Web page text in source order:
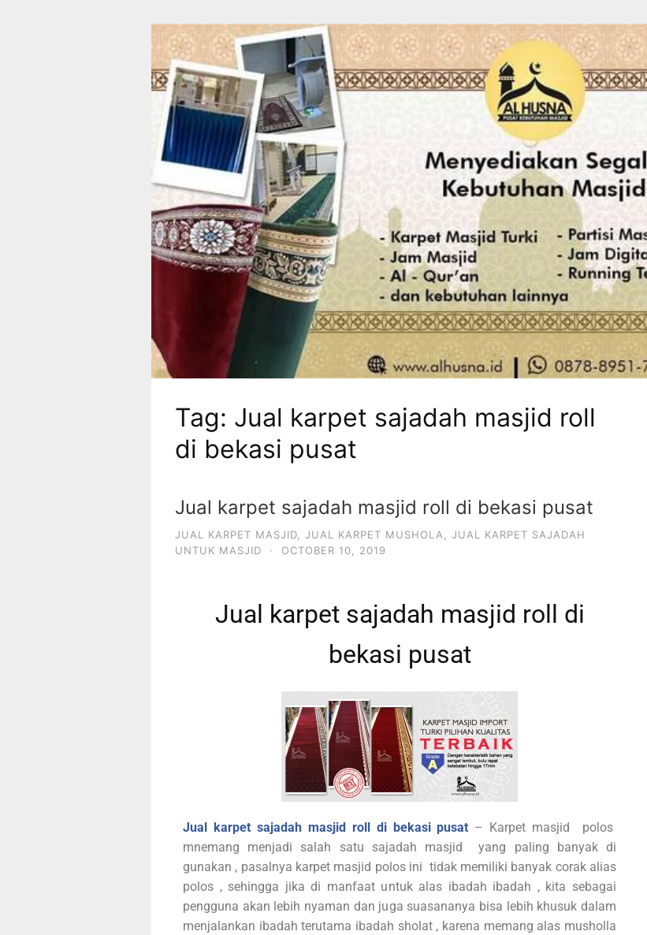
Tag: Jual karpet sajadah masjid roll
di bekasi pusat
Jual karpet sajadah masjid roll di bekasi pusat
JUAL KARPET MASJID JUAL KARPET MUSHOLA
JUAL KARPET SAJADAH
UNTUK MASJID
· OCTOBER 10, 2019
Jual karpet sajadah masjid roll di
bekasi pusat
Jual karpet sajadah masjid roll di bekasi pusat – Karpet masjid polos
mnemang menjadi salah satu sajadah masjid yang paling banyak di
gunakan , pasalnya karpet masjid polos ini tidak memiliki banyak corak alias
polos , sehingga jika di manfaat untuk alas ibadah ibadah , kita sebagai
pengguna akan lebih nyaman dan juga suasananya bisa lebih khusuk dalam
menjalankan ibadah terutama ibadah sholat , karena memang alas musholla